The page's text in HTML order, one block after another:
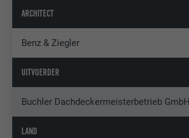
ARCHITECT
Benz & Ziegler
UITVOERDER
Buchler Dachdeckermeisterbetrieb GmbH
LAND